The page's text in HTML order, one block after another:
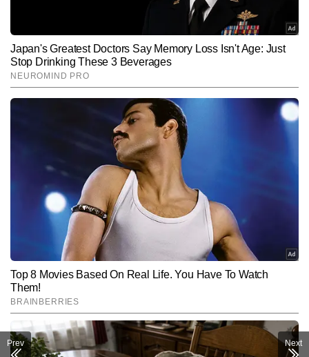
Hindi NewsEntertainmentSouth-Movies
AUTHOR
ललित कुमार टाइम्स नाउ नवभारत डिजिटल की एंटरटेनमेंट टीम में बतौर राइटर जुड़े
हैं। पत्रकारिता में डिप्लोमा करने के बाद ललित ने एंटरटेनमेंट बीट में अपना करियर
शुरू किया और बॉलीवुड, टीवी, वेब सीरीज और सेलेब्रिटी लाइफ से जुड़ी खबरों की
गहरी समझ विकसित की। मीडिया में 12 वर्षों से अधिक का अनुभव रखने वाले
ललित एंटरटेनमेंट इंडस्ट्री के ट्रेंड्स, ब्रेकिंग अपडेट्स, फिल्म/वेब सीरीज कवरेज
को यूजर-फ्रेंडली अंदाज में पेश करने में माहिर हैं और अबतक 13,000 से अधिक
आर्टिकल लिख चुके हैं।
Follow Us:
Subscribe to our daily Newsletter!
SUBMIT
Prev Next